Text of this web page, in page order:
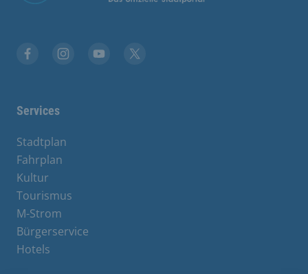
Services
Stadtplan
Fahrplan
Kultur
Tourismus
M-Strom
Bürgerservice
Hotels